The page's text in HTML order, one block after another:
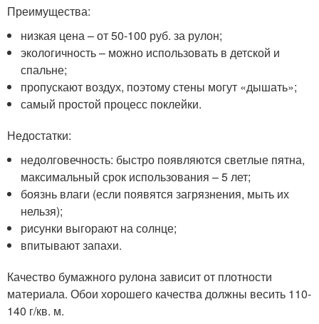
Преимущества:
низкая цена – от 50-100 руб. за рулон;
экологичность – можно использовать в детской и
спальне;
пропускают воздух, поэтому стены могут «дышать»;
самый простой процесс поклейки.
Недостатки:
недолговечность: быстро появляются светлые пятна,
максимальный срок использования – 5 лет;
боязнь влаги (если появятся загрязнения, мыть их
нельзя);
рисунки выгорают на солнце;
впитывают запахи.
Качество бумажного рулона зависит от плотности
материала. Обои хорошего качества должны весить 110-
140 г/кв. м.